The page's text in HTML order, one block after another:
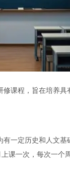
课程，旨在培养
一定历史和人文
课一次，每次一个